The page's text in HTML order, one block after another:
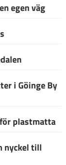
egen väg
i Göinge By
plastmatta
nyckel till